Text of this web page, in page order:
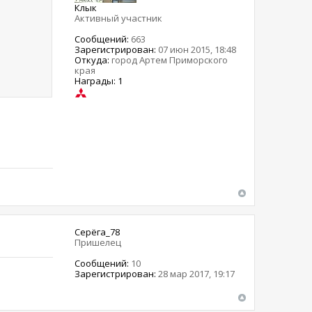
Клык
Активный участник
Сообщений: 663
Зарегистрирован: 07 июн 2015, 18:48
Откуда: город Артем Приморского
края
Награды: 1
Серёга_78
Пришелец
Сообщений: 10
Зарегистрирован: 28 мар 2017, 19:17